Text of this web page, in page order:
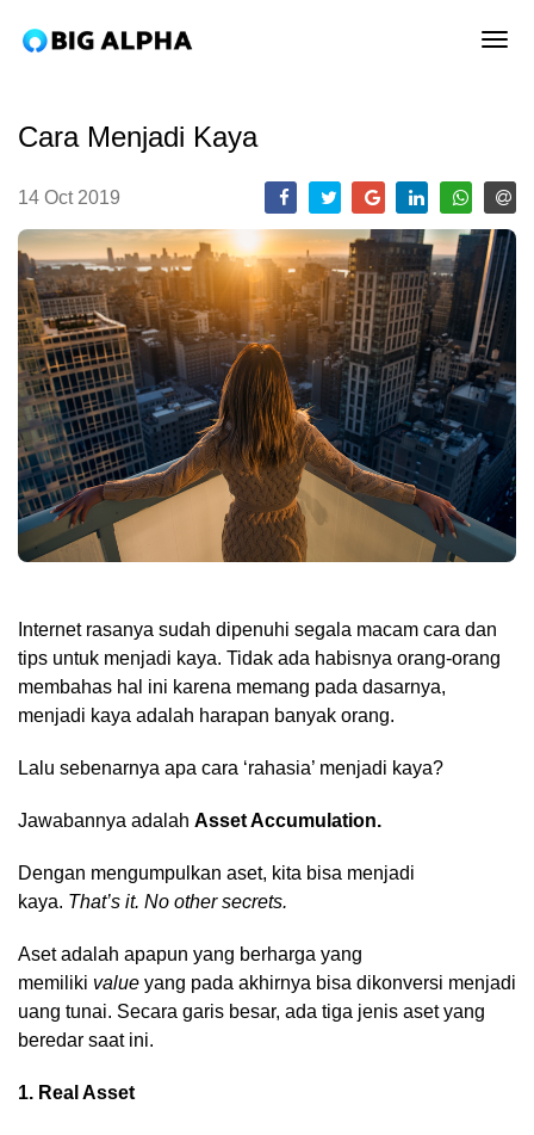
Cara Menjadi Kaya
14 Oct 2019
Internet rasanya sudah dipenuhi segala macam cara dan
tips untuk menjadi kaya. Tidak ada habisnya orang-orang
membahas hal ini karena memang pada dasarnya,
menjadi kaya adalah harapan banyak orang.
Lalu sebenarnya apa cara ‘rahasia’ menjadi kaya?
Jawabannya adalah Asset Accumulation.
Dengan mengumpulkan aset, kita bisa menjadi
kaya. That’s it. No other secrets.
Aset adalah apapun yang berharga yang
memiliki value yang pada akhirnya bisa dikonversi menjadi
uang tunai. Secara garis besar, ada tiga jenis aset yang
beredar saat ini.
1. Real Asset